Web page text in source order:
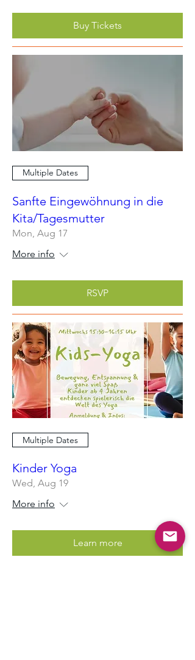
Buy Tickets
Multiple Dates
Sanfte Eingewöhnung in die
Kita/Tagesmutter
Mon, Aug 17
More info
RSVP
Multiple Dates
Kinder Yoga
Wed, Aug 19
More info
Learn more